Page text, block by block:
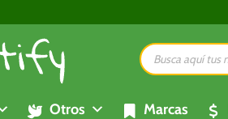
Búsqueda
de
productos
Otros Marcas